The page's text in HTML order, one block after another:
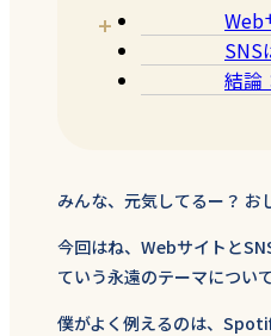
Web
SNS
結論
みんな、元気してるー？ お
今回はね、Webサイトと
ていう永遠のテーマについ
僕がよく例えるのは、